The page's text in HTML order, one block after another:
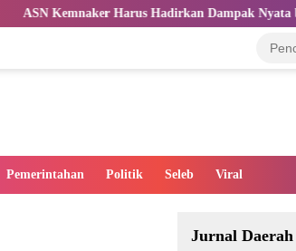
Hadirkan Dampak Nyata bagi Masyarakat
Pemerintahan Politik Seleb Viral
Jurnal Daerah